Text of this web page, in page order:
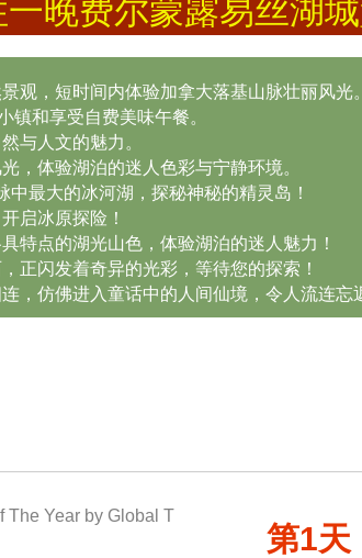
一晚费尔蒙露易丝湖
观，短时间内体验加拿大落基山脉壮丽风光。
镇和享受自费美味午餐。
与人文的魅力。
，体验湖泊的迷人色彩与宁静环境。
最大的冰河湖，探秘神秘的精灵岛！
启冰原探险！
特点的湖光山色，体验湖泊的迷人魅力！
正闪发着奇异的光彩，等待您的探索！
，仿佛进入童话中的人间仙境，令人流连忘
第1天